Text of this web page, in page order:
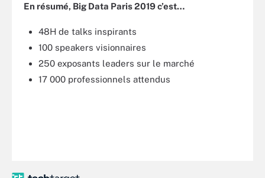
En résumé, Big Data Paris 2019 c’est…
48H de talks inspirants
100 speakers visionnaires
250 exposants leaders sur le marché
17 000 professionnels attendus